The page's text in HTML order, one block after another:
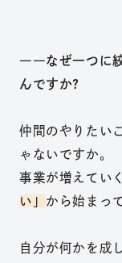
――なぜ一つに絞
んですか?
仲間のやりたい
ゃないですか。
事業が増えてい
い」 から始まっ
自分が何かを成